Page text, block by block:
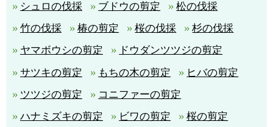
シュロの伐採
ブドウの剪定
松の伐採
竹の伐採
椿の剪定 桜の伐採
杉の伐採
ヤマボウシの剪定
ドウダンツツジの剪定
サツキの剪定
もちの木の剪定
ヒバの剪定
ツツジの剪定
コニファーの剪定
ハナミズキの剪定
ビワの剪定
桜の剪定